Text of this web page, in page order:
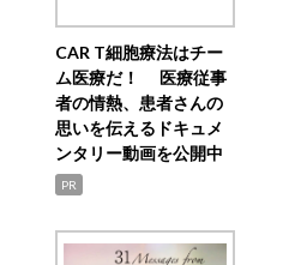
CAR T細胞療法はチー
ム医療だ！ 医療従事
者の情熱、患者さんの
思いを伝えるドキュメ
ンタリー動画を公開中
PR